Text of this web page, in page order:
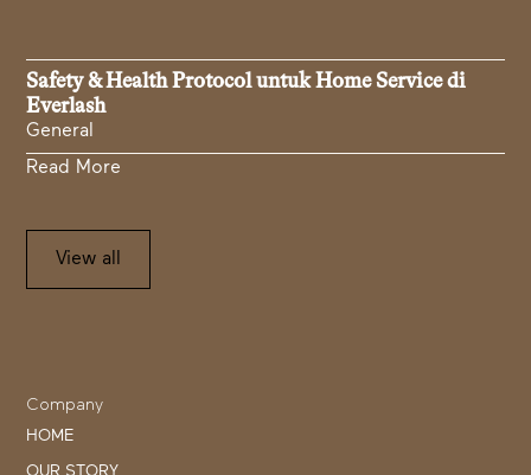
Safety & Health Protocol untuk Home Service di
Everlash
General
Read More
View all
Company
HOME
OUR STORY